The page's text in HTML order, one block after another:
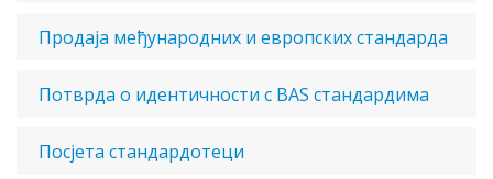
Продаја међународних и европских стандарда
Потврда о идентичности с BAS стандардима
Посјета стандардотеци